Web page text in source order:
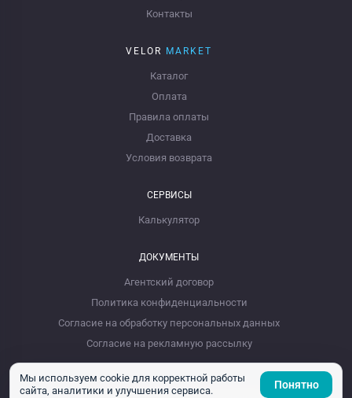
Контакты
VELOR MARKET
Каталог
Оплата
Правила оплаты
Доставка
Условия возврата
СЕРВИСЫ
Калькулятор
ДОКУМЕНТЫ
Агентский договор
Политика конфиденциальности
Согласие на обработку персональных данных
Согласие на рекламную рассылку
Мы используем cookie для корректной работы
сайта, аналитики и улучшения сервиса.
Понятно